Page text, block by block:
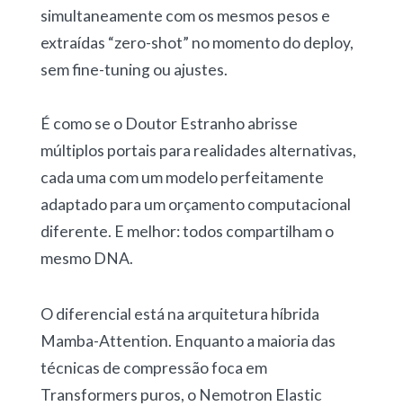
simultaneamente com os mesmos pesos e
extraídas “zero-shot” no momento do deploy,
sem fine-tuning ou ajustes.
É como se o Doutor Estranho abrisse
múltiplos portais para realidades alternativas,
cada uma com um modelo perfeitamente
adaptado para um orçamento computacional
diferente. E melhor: todos compartilham o
mesmo DNA.
O diferencial está na arquitetura híbrida
Mamba-Attention. Enquanto a maioria das
técnicas de compressão foca em
Transformers puros, o Nemotron Elastic